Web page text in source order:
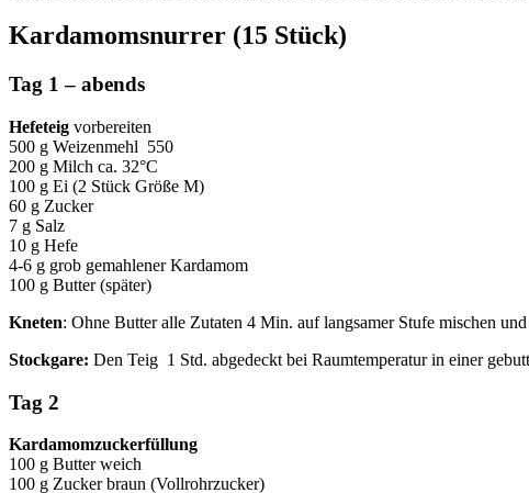
Kardamomsnurrer (15 Stück)
Tag 1 – abends
Hefeteig vorbereiten
500 g Weizenmehl 550
200 g Milch ca. 32°C
100 g Ei (2 Stück Größe M)
60 g Zucker
7 g Salz
10 g Hefe
4-6 g grob gemahlener Kardamom
100 g Butter (später)
Kneten: Ohne Butter alle Zutaten 4 Min. auf langsamer Stufe mischen
Stockgare: Den Teig 1 Std. abgedeckt bei Raumtemperatur in einer
Tag 2
Kardamomzuckerfüllung
100 g Butter weich
100 g Zucker braun (Vollrohrzucker)